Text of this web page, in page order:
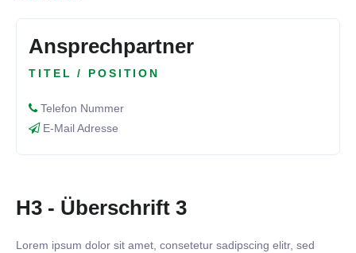
Ansprechpartner
TITEL / POSITION
Telefon Nummer
E-Mail Adresse
H3 - Überschrift 3
Lorem ipsum dolor sit amet, consetetur sadipscing elitr, sed